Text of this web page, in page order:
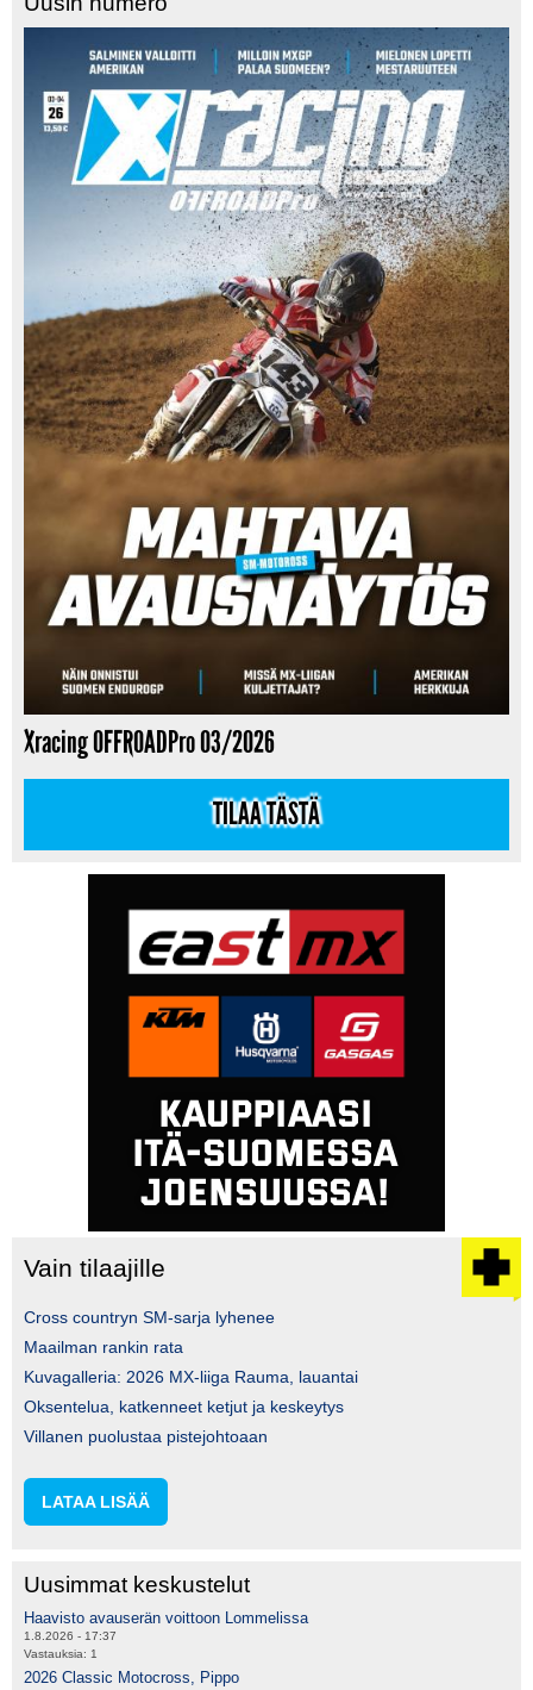
Xracing OFFROADPro 03/2026
TILAA TÄSTÄ
Vain tilaajille
Cross countryn SM-sarja lyhenee
Maailman rankin rata
Kuvagalleria: 2026 MX-liiga Rauma, lauantai
Oksentelua, katkenneet ketjut ja keskeytys
Villanen puolustaa pistejohtoaan
LATAA LISÄÄ
Uusimmat keskustelut
Haavisto avauserän voittoon Lommelissa
1.8.2026 - 17:37
Vastauksia: 1
2026 Classic Motocross, Pippo